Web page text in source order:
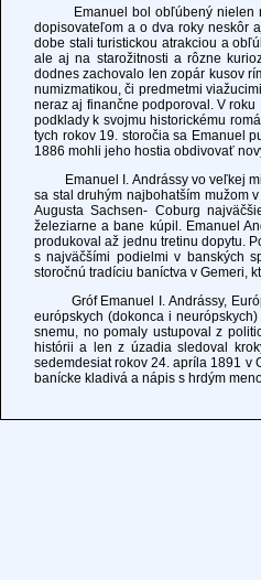
Emanuel bol obľúbený nielen na
dopisovateľom a o dva roky neskôr
dobe stali turistickou atrakciou a
ale aj na starožitnosti a rôzne
dodnes zachovalo len zopár kusov
numizmatikou, či predmetmi
neraz aj finančne podporoval. V
podklady k svojmu historickému
tych rokov 19. storočia sa Emanuel
1886 mohli jeho hostia obdivovať
Emanuel I. Andrássy vo veľkej
sa stal druhým najbohatším mužom
Augusta Sachsen- Coburg
železiarne a bane kúpil. Emanuel
produkoval až jednu tretinu dopytu.
s najväčšími podielmi v banských
storočnú tradíciu baníctva v Gemeri,
Gróf Emanuel I. Andrássy,
európskych (dokonca i
snemu, no pomaly ustupoval z
histórii a len z úzadia sledoval
sedemdesiat rokov 24. apríla 1891 v
banícke kladivá a nápis s hrdým